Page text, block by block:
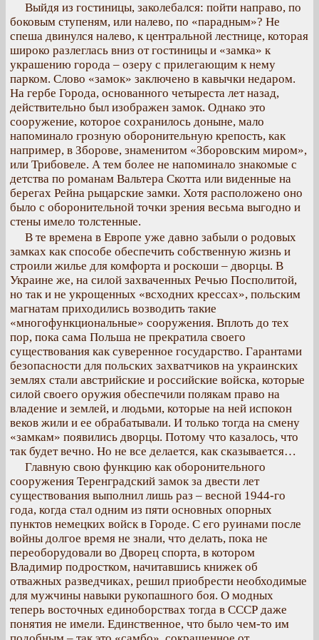
Выйдя из гостиницы, заколебался: пойти направо, по
боковым ступеням, или налево, по «парадным»? Не
спеша двинулся налево, к центральной лестнице, которая
широко разлеглась вниз от гостиницы и «замка» к
украшению города – озеру с прилегающим к нему
парком. Слово «замок» заключено в кавычки недаром.
На гербе Города, основанного четыреста лет назад,
действительно был изображен замок. Однако это
сооружение, которое сохранилось доныне, мало
напоминало грозную оборонительную крепость, как
например, в Зборове, знаменитом «Зборовским миром»,
или Трибовеле. А тем более не напоминало знакомые с
детства по романам Вальтера Скотта или виденные на
берегах Рейна рыцарские замки. Хотя расположено оно
было с оборонительной точки зрения весьма выгодно и
стены имело толстенные.
В те времена в Европе уже давно забыли о родовых
замках как способе обеспечить собственную жизнь и
строили жилье для комфорта и роскоши – дворцы. В
Украине же, на силой захваченных Речью Посполитой,
но так и не укрощенных «всходних крессах», польским
магнатам приходились возводить такие
«многофункциональные» сооружения. Вплоть до тех
пор, пока сама Польша не прекратила своего
существования как суверенное государство. Гарантами
безопасности для польских захватчиков на украинских
землях стали австрийские и российские войска, которые
силой своего оружия обеспечили полякам право на
владение и землей, и людьми, которые на ней испокон
веков жили и ее обрабатывали. И только тогда на смену
«замкам» появились дворцы. Потому что казалось, что
так будет вечно. Но не все делается, как сказывается…
Главную свою функцию как оборонительного
сооружения Теренградский замок за двести лет
существования выполнил лишь раз – весной 1944-го
года, когда стал одним из пяти основных опорных
пунктов немецких войск в Городе. С его руинами после
войны долгое время не знали, что делать, пока не
переоборудовали во Дворец спорта, в котором
Владимир подростком, начитавшись книжек об
отважных разведчиках, решил приобрести необходимые
для мужчины навыки рукопашного боя. О модных
теперь восточных единоборствах тогда в СССР даже
понятия не имели. Единственное, что было чем-то им